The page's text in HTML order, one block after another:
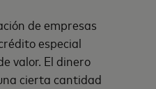
de empresas
especial
valor. El dinero
cierta cantidad